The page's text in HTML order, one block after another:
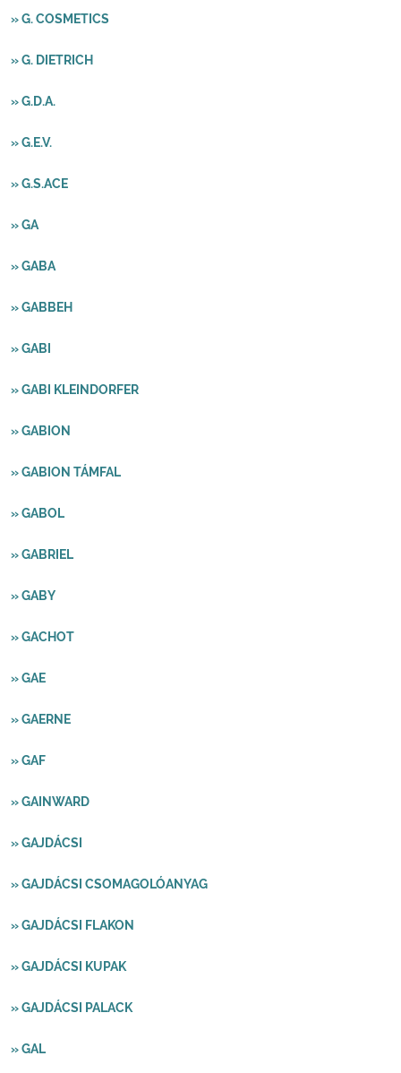
» G. COSMETICS
» G. DIETRICH
» G.D.A.
» G.E.V.
» G.S.ACE
» GA
» GABA
» GABBEH
» GABI
» GABI KLEINDORFER
» GABION
» GABION TÁMFAL
» GABOL
» GABRIEL
» GABY
» GACHOT
» GAE
» GAERNE
» GAF
» GAINWARD
» GAJDÁCSI
» GAJDÁCSI CSOMAGOLÓANYAG
» GAJDÁCSI FLAKON
» GAJDÁCSI KUPAK
» GAJDÁCSI PALACK
» GAL